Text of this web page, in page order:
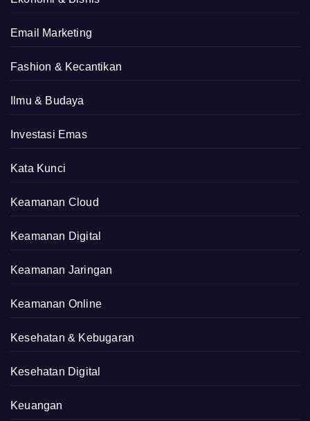
Email Marketing
Fashion & Kecantikan
Ilmu & Budaya
Investasi Emas
Kata Kunci
Keamanan Cloud
Keamanan Digital
Keamanan Jaringan
Keamanan Online
Kesehatan & Kebugaran
Kesehatan Digital
Keuangan